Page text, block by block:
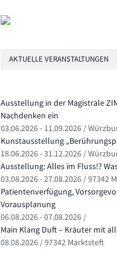
AKTUELLE VERANSTALTUNGEN
Ausstellung in der Magistrale
Nachdenken ein
03.06.2026 - 11.09.2026 /
Kunstausstellung
18.06.2026 - 31.12.2026 /
Ausstellung: Alles im Fluss!?
03.08.2026 - 27.08.2026 / 97342
Patientenverfügung,
Vorausplanung
06.08.2026 - 07.08.2026 /
Main Klang Duft – Kräuter mit
08.08.2026 / 97342 Marktsteft